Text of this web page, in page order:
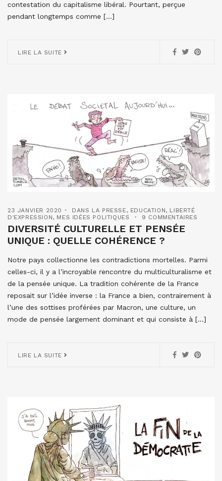
contestation du capitalisme libéral. Pourtant, perçue
pendant longtemps comme […]
LIRE LA SUITE
23 JANVIER 2020 DANS LA PRESSE, EDUCATION, LIBERTÉ
D'EXPRESSION, MES IDÉES POLITIQUES 9 COMMENTAIRES
DIVERSITÉ CULTURELLE ET PENSÉE
UNIQUE : QUELLE COHÉRENCE ?
Notre pays collectionne les contradictions mortelles. Parmi
celles-ci, il y a l’incroyable rencontre du multiculturalisme et
de la pensée unique. La tradition cohérente de la France
reposait sur l’idée inverse : la France a bien, contrairement à
l’une des sottises proférées par Macron, une culture, un
mode de pensée largement dominant et qui consiste à […]
LIRE LA SUITE